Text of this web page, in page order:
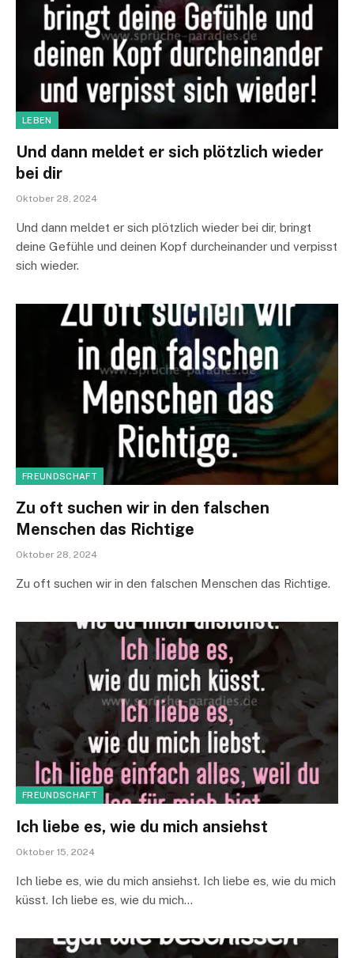
LEBEN
Und dann meldet er sich plötzlich wieder
bei dir
Oktober 28, 2024
Und dann meldet er sich plötzlich wieder bei dir, bringt
deine Gefühle und deinen Kopf durcheinander und verpisst
sich wieder.
FREUNDSCHAFT
Zu oft suchen wir in den falschen
Menschen das Richtige
Oktober 28, 2024
Zu oft suchen wir in den falschen Menschen das Richtige.
FREUNDSCHAFT
Ich liebe es, wie du mich ansiehst
Oktober 15, 2024
Ich liebe es, wie du mich ansiehst. Ich liebe es, wie du mich
küsst. Ich liebe es, wie du mich…